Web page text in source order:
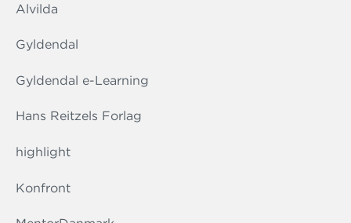
Alvilda
Gyldendal
Gyldendal e-Learning
Hans Reitzels Forlag
highlight
Konfront